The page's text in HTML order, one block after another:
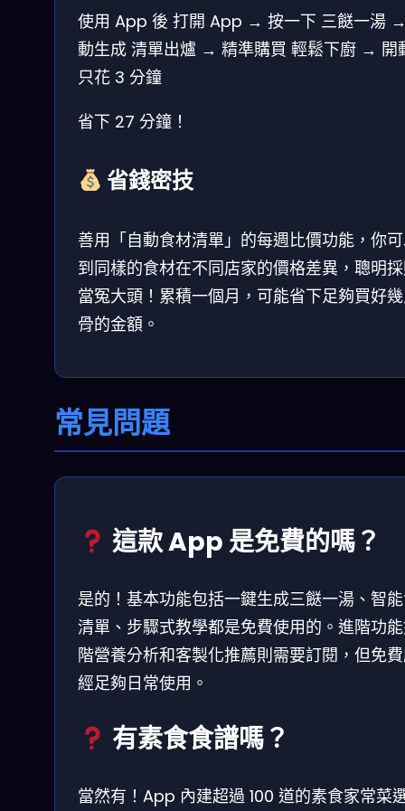
使用 App 後 打開 App → 按一下 三餸一湯
動生成 清單出爐 → 精準購買 輕鬆下廚 → 開
只花 3 分鐘
省下 27 分鐘！
省錢密技
善用「自動食材清單」的每週比價功能，你
到同樣的食材在不同店家的價格差異，聰明
當冤大頭！累積一個月，可能省下足夠買好
骨的金額。
常見問題
這款 App 是免費的嗎？
是的！基本功能包括一鍵生成三餸一湯、智
清單、步驟式教學都是免費使用的。進階功
階營養分析和客製化推薦則需要訂閱，但免
經足夠日常使用。
有素食食譜嗎？
當然有！App 內建超過 100 道的素食家常菜